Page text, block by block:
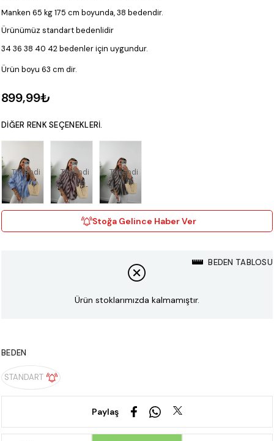
Manken 65 kg 175 cm boyunda, 38 bedendir.
Ürünümüz standart bedenlidir
34 36 38 40 42 bedenler için uygundur.
Ürün boyu 63 cm dir.
899,99₺
DIĞER RENK SEÇENEKLERI.
Tükendi Tükendi Tükendi
Stoğa Gelince Haber Ver
BEDEN TABLOSU
Ürün stoklarımızda kalmamıştır.
BEDEN
STANDART
Paylaş